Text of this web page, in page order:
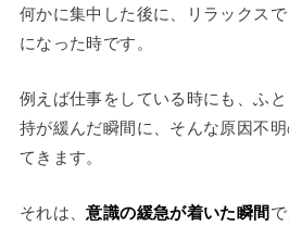
何かに集中した後に、リラックス
になった時です。
例えば仕事をしている時にも、ふ
持が緩んだ瞬間に、そんな原因不
てきます。
それは、意識の緩急が着いた瞬間